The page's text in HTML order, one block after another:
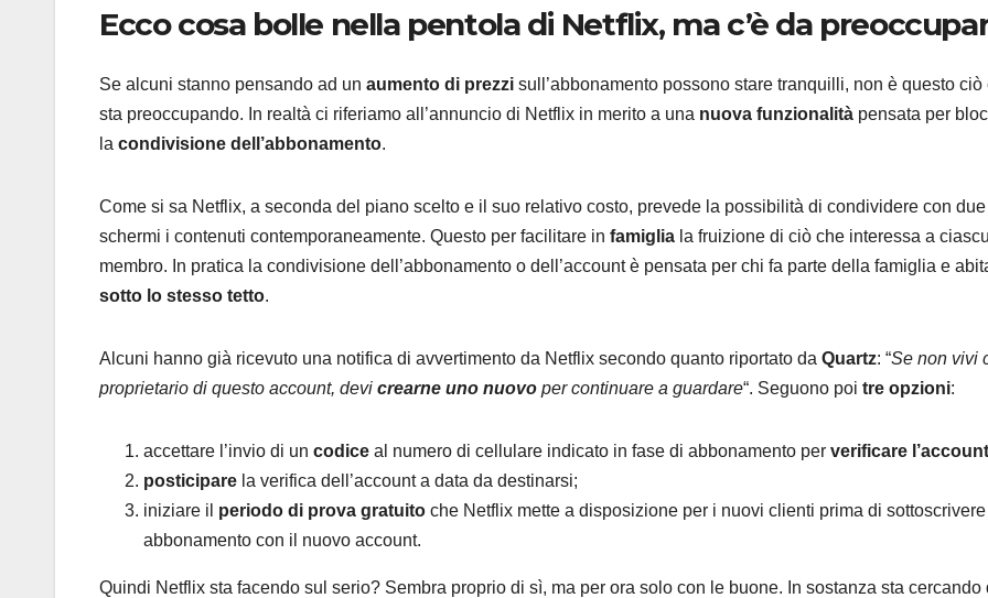
Ecco cosa bolle nella pentola di Netflix, ma c’è da
Se alcuni stanno pensando ad un aumento di prezzi sull’abbonamento possono stare tranquilli, non è questo ciò
sta preoccupando. In realtà ci riferiamo all’annuncio di Netflix in merito a una nuova funzionalità pensata per
la condivisione dell’abbonamento.
Come si sa Netflix, a seconda del piano scelto e il suo relativo costo, prevede la possibilità di condividere con
schermi i contenuti contemporaneamente. Questo per facilitare in famiglia la fruizione di ciò che interessa a
membro. In pratica la condivisione dell’abbonamento o dell’account è pensata per chi fa parte della famiglia e
sotto lo stesso tetto.
Alcuni hanno già ricevuto una notifica di avvertimento da Netflix secondo quanto riportato da Quartz: “Se non vivi
proprietario di questo account, devi crearne uno nuovo per continuare a guardare“. Seguono poi tre opzioni:
accettare l’invio di un codice al numero di cellulare indicato in fase di abbonamento per verificare l’account
posticipare la verifica dell’account a data da destinarsi;
iniziare il periodo di prova gratuito che Netflix mette a disposizione per i nuovi clienti prima di sottoscrivere
abbonamento con il nuovo account.
Quindi Netflix sta facendo sul serio? Sembra proprio di sì, ma per ora solo con le buone. In sostanza sta cercando
l’AI sta
modo